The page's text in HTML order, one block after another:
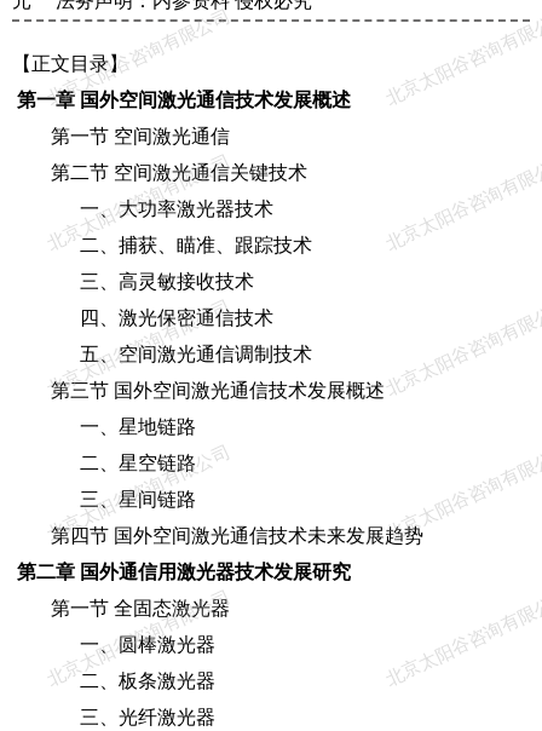
【正文目录】
第一章 国外空间激光通信技术发展概述
第一节 空间激光通信
第二节 空间激光通信关键技术
一、大功率激光器技术
二、捕获、瞄准、跟踪技术
三、高灵敏接收技术
四、激光保密通信技术
五、空间激光通信调制技术
第三节 国外空间激光通信技术发展概述
一、星地链路
二、星空链路
三、星间链路
第四节 国外空间激光通信技术未来发展趋势
第二章 国外通信用激光器技术发展研究
第一节 全固态激光器
一、圆棒激光器
二、板条激光器
三、光纤激光器
北京太阳谷咨询有限公司
北京太阳谷咨询
北京太阳谷咨询有限公司
北京太阳谷咨询
北京太阳谷咨询有限公司 北京太阳谷咨询
北京太阳谷咨询有限公司
北京太阳谷咨询
北京太阳谷咨询有限公司
北京太阳谷咨询